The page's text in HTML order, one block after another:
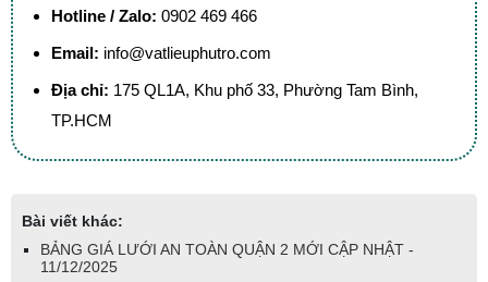
Hotline / Zalo: 0902 469 466
Email: info@vatlieuphutro.com
Địa chỉ: 175 QL1A, Khu phố 33, Phường Tam Bình,
TP.HCM
Bài viết khác:
BẢNG GIÁ LƯỚI AN TOÀN QUẬN 2 MỚI CẬP NHẬT -
11/12/2025